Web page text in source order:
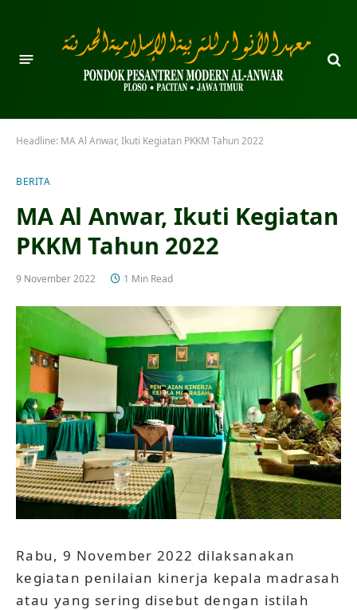
Headline: MA Al Anwar, Ikuti Kegiatan PKKM Tahun 2022
BERITA
MA Al Anwar, Ikuti Kegiatan
PKKM Tahun 2022
9 November 2022 1 Min Read
Rabu, 9 November 2022 dilaksanakan
kegiatan penilaian kinerja kepala madrasah
atau yang sering disebut dengan istilah